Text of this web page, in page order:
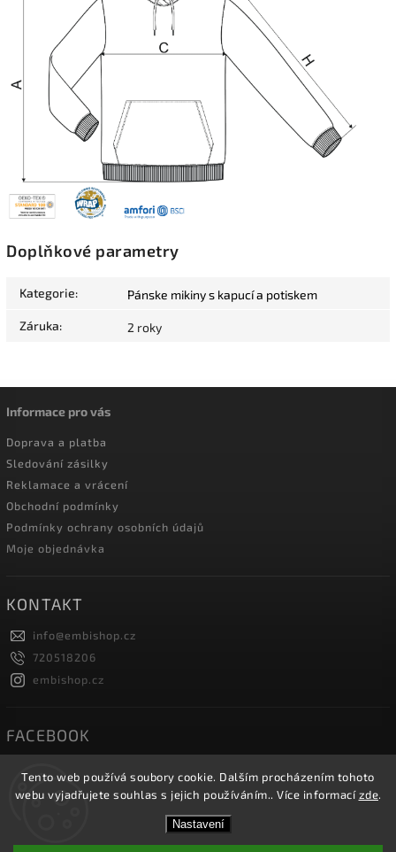
Tento web používá soubory cookie. Dalším procházením tohoto
webu vyjadřujete souhlas s jejich používáním.. Více informacízde.
Nastavení
Doplňkové parametry
Kategorie: Pánske mikiny s kapucí a potiskem
Záruka: 2 roky
Informace pro vás
Doprava a platba
Sledování zásilky
Reklamace a vrácení
Obchodní podmínky
Podmínky ochrany osobních údajů
Moje objednávka
KONTAKT
info@embishop.cz
720518206
embishop.cz
FACEBOOK
Embishop.cz. Všechna práva vyhrazena.
Shoptet